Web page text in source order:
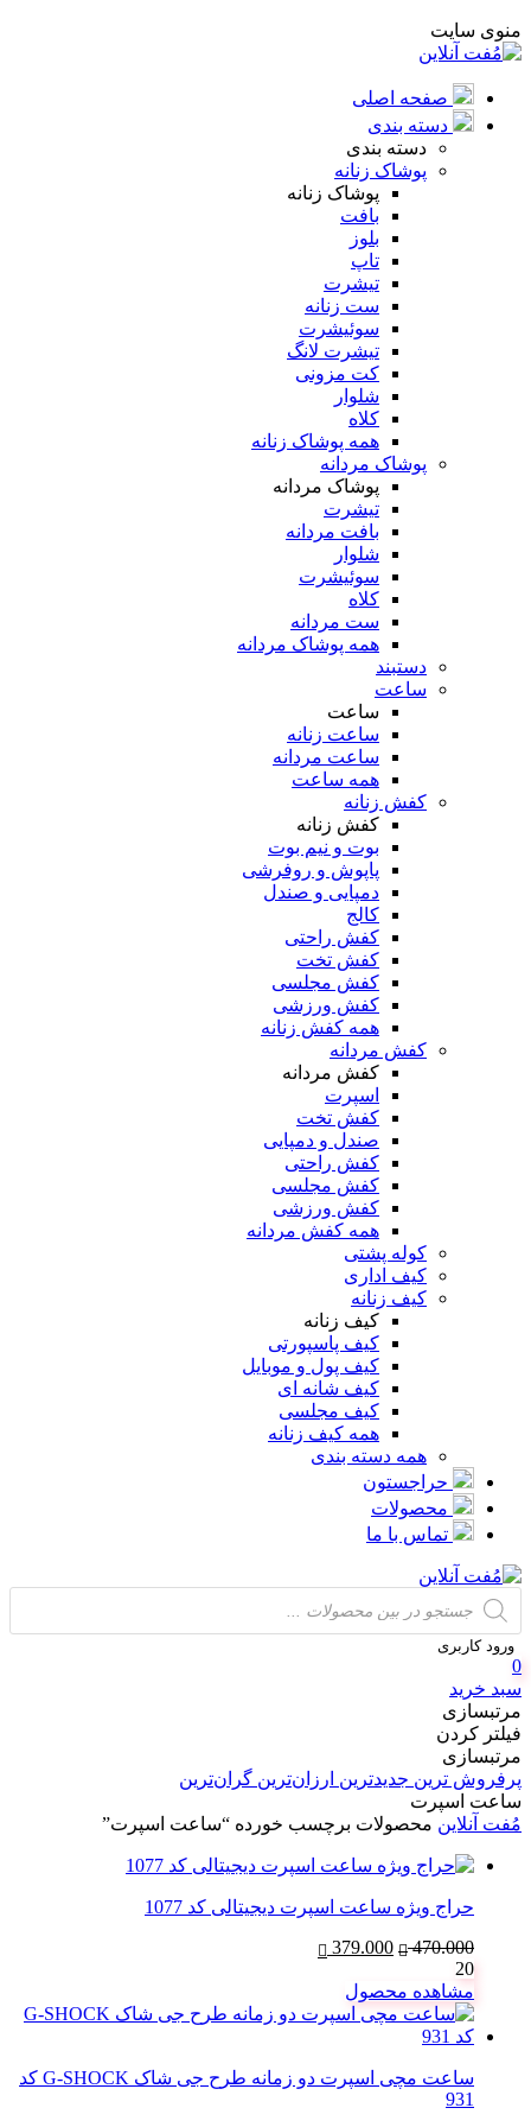
منوی سایت
صفحه اصلی
دسته بندی
دسته بندی
پوشاک زنانه
پوشاک زنانه
بافت
بلوز
تاپ
تیشرت
ست زنانه
سوئیشرت
تیشرت لانگ
کت مزونی
شلوار
کلاه
همه پوشاک زنانه
پوشاک مردانه
پوشاک مردانه
تیشرت
بافت مردانه
شلوار
سوئیشرت
کلاه
ست مردانه
همه پوشاک مردانه
دستبند
ساعت
ساعت
ساعت زنانه
ساعت مردانه
همه ساعت
کفش زنانه
کفش زنانه
بوت و نیم بوت
پاپوش و روفرشی
دمپایی و صندل
کالج
کفش راحتی
کفش تخت
کفش مجلسی
کفش ورزشی
همه کفش زنانه
کفش مردانه
کفش مردانه
اسپرت
کفش تخت
صندل و دمپایی
کفش راحتی
کفش مجلسی
کفش ورزشی
همه کفش مردانه
کوله پشتی
کیف اداری
کیف زنانه
کیف زنانه
کیف پاسپورتی
کیف پول و موبایل
کیف شانه ای
کیف مجلسی
همه کیف زنانه
همه دسته بندی
حراجستون
محصولات
تماس با ما
Products
search
ورود کاربری
0
سبد خرید
مرتبسازی
فیلتر کردن
مرتبسازی
پرفروش ترین جدیدترین ارزان‌ترین گران‌ترین
ساعت اسپرت
مُفت آنلاین محصولات برچسب خورده “ساعت اسپرت”
حراج ویژه ساعت اسپرت دیجیتالی کد 1077
470.000
قیمت
بود.
379.000
20
مشاهده محصول
ساعت مچی اسپرت دو زمانه طرح جی شاک G-SHOCK کد
931